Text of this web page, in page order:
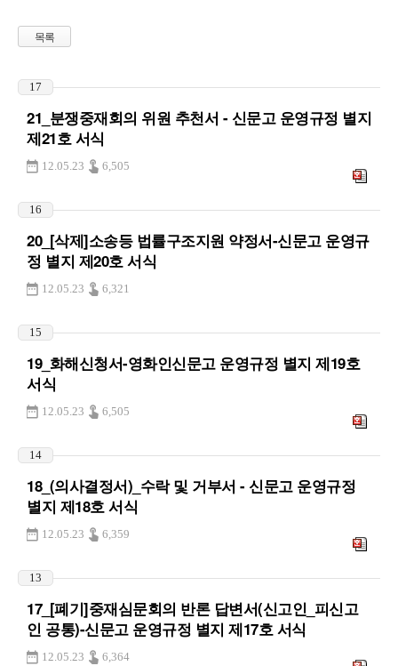
목록
17
21_분쟁중재회의 위원 추천서 - 신문고 운영규정 별지
제21호 서식
12.05.23 6,505
16
20_[삭제]소송등 법률구조지원 약정서-신문고 운영규
정 별지 제20호 서식
12.05.23 6,321
15
19_화해신청서-영화인신문고 운영규정 별지 제19호
서식
12.05.23 6,505
14
18_(의사결정서)_수락 및 거부서 - 신문고 운영규정
별지 제18호 서식
12.05.23 6,359
13
17_[폐기]중재심문회의 반론 답변서(신고인_피신고
인 공통)-신문고 운영규정 별지 제17호 서식
12.05.23 6,364